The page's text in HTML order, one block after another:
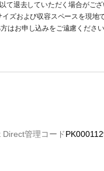
退去していただく場合がご
ズおよび収容スペースを現地
はお申し込みをご遠慮くださ
Direct管理コード